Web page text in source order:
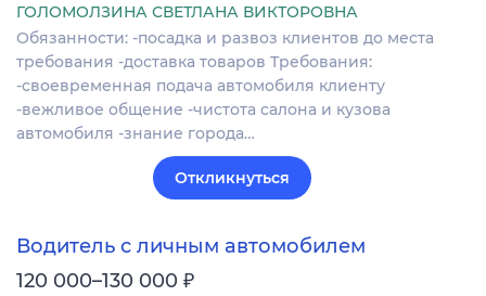
ГОЛОМОЛЗИНА СВЕТЛАНА ВИКТОРОВНА
Обязанности: -посадка и развоз клиентов до места
требования -доставка товаров Требования:
-своевременная подача автомобиля клиенту
-вежливое общение -чистота салона и кузова
автомобиля -знание города…
Откликнуться
Водитель с личным автомобилем
120 000–130 000 ₽